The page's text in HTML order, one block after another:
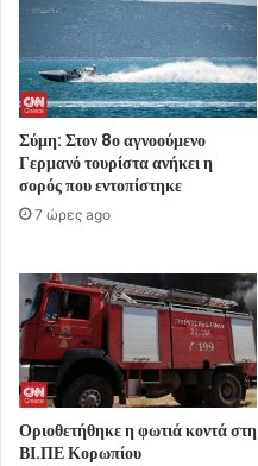
Σύμη: Στον 8ο αγνοούμενο
Γερμανό τουρίστα ανήκει η
σορός που εντοπίστηκε
7 ώρες ago
Οριοθετήθηκε η φωτιά κοντά στη
ΒΙ.ΠΕ Κορωπίου